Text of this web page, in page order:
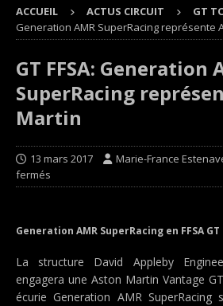
ACCUEIL ACTUS CIRCUIT GT
Generation AMR SuperRacing représente
GT FFSA: Generation
SuperRacing
Martin
13 mars 2017 Marie-France
fermés
Generation AMR SuperRacing en FFSA GT
La structure David Appleby
engagera une Aston Martin Vantage
écurie Generation AMR SuperRacing